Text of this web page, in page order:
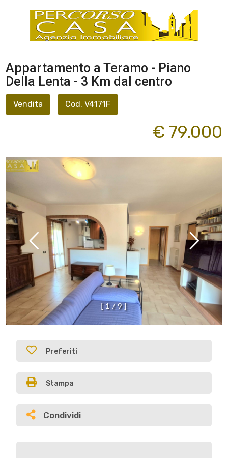
Appartamento a Teramo - Piano
Della Lenta - 3 Km dal centro
Vendita Cod. V4171F
€ 79.000
[ 1 / 9 ]
Preferiti
Stampa
Condividi